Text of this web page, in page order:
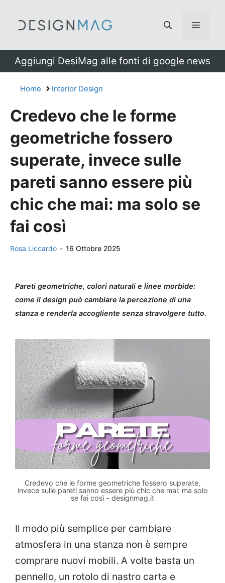
Menu
Aggiungi DesiMag alle fonti di google news
Home Interior Design
Credevo che le forme
geometriche fossero
superate, invece sulle
pareti sanno essere più
chic che mai: ma solo se
fai così
Rosa Liccardo - 16 Ottobre 2025
Pareti geometriche, colori naturali e linee morbide:
come il design può cambiare la percezione di una
stanza e renderla accogliente senza stravolgere tutto.
Credevo che le forme geometriche fossero superate,
invece sulle pareti sanno essere più chic che mai: ma solo
se fai così - designmag.it
Il modo più semplice per cambiare
atmosfera in una stanza non è sempre
comprare nuovi mobili. A volte basta un
pennello, un rotolo di nastro carta e